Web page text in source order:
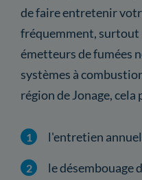
de faire entretenir
fréquemment, surtout
émetteurs de fumées
systèmes à
région de Jonage,
l'entretien
le désembouage